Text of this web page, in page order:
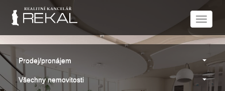
Prodej/pronájem
Všechny nemovitosti